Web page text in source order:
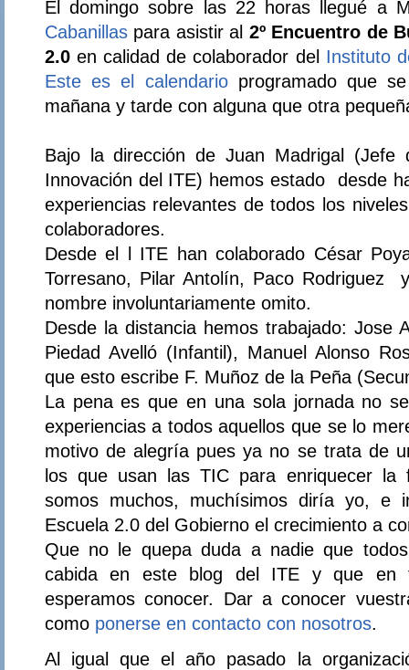
El domingo sobre las 22 horas llegué a
Cabanillaspara asistir al 2º Encuentro de
2.0en calidad de colaborador del Instituto
Este es el calendarioprogramado que
mañana y tarde con alguna que otra
Bajo la dirección de Juan Madrigal (Jefe
Innovación del ITE) hemos estado desde
experiencias relevantes de todos los
colaboradores.
Desde el l ITE han colaborado César
Torresano, Pilar Antolín, Paco Rodriguez
nombre involuntariamente omito.
Desde la distancia hemos trabajado: Jose
Piedad Avelló (Infantil), Manuel Alonso
que esto escribe F. Muñoz de la Peña
La pena es que en una sola jornada no
experiencias a todos aquellos que se lo
motivo de alegría pues ya no se trata de
los que usan las TIC para enriquecer la
somos muchos, muchísimos diría yo, e
Escuela 2.0 del Gobierno el crecimiento a
Que no le quepa duda a nadie que
cabida en este blog del ITE y que en
esperamos conocer. Dar a conocer
como ponerse en contacto con nosotros.
Al igual que el año pasado la